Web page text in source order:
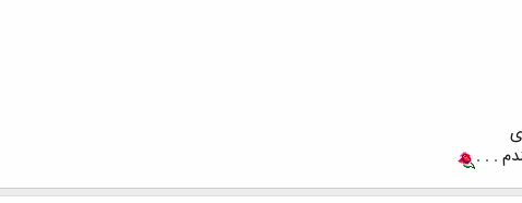
. . .